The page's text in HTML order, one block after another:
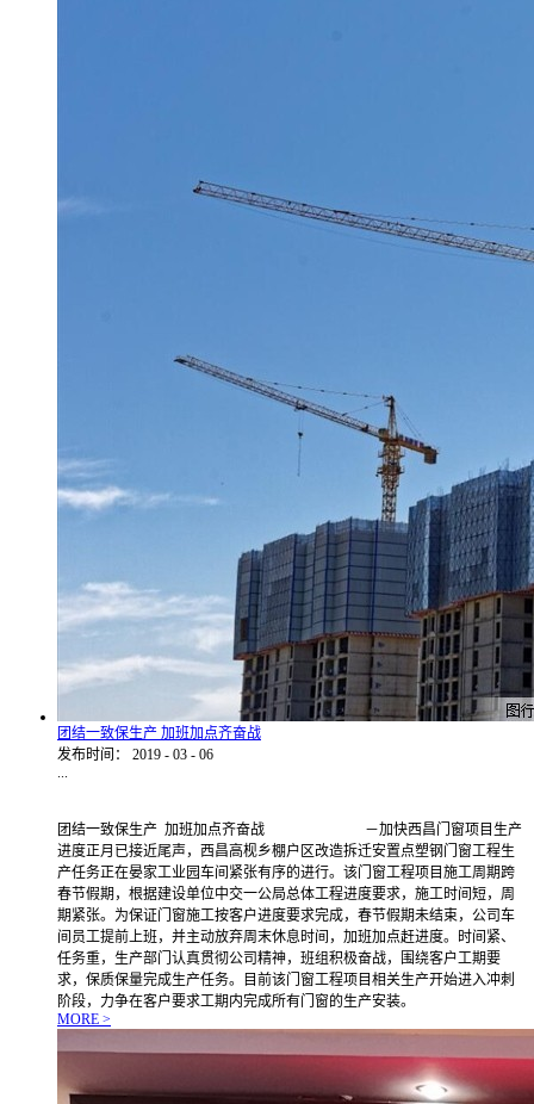
团结一致保生产 加班加点齐奋战
发布时间：
2019 - 03 - 06
...
团结一致保生产 加班加点齐奋战 －加快西昌门窗项目生产
进度正月已接近尾声，西昌高枧乡棚户区改造拆迁安置点塑钢门窗工程生
产任务正在晏家工业园车间紧张有序的进行。该门窗工程项目施工周期跨
春节假期，根据建设单位中交一公局总体工程进度要求，施工时间短，周
期紧张。为保证门窗施工按客户进度要求完成，春节假期未结束，公司车
间员工提前上班，并主动放弃周末休息时间，加班加点赶进度。时间紧、
任务重，生产部门认真贯彻公司精神，班组积极奋战，围绕客户工期要
求，保质保量完成生产任务。目前该门窗工程项目相关生产开始进入冲刺
阶段，力争在客户要求工期内完成所有门窗的生产安装。
MORE >